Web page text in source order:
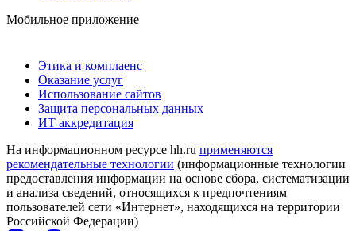
Мобильное приложение
Этика и комплаенс
Оказание услуг
Использование сайтов
Защита персональных данных
ИТ аккредитация
На информационном ресурсе hh.ru применяются
рекомендательные технологии (информационные технологии
предоставления информации на основе сбора, систематизации
и анализа сведений, относящихся к предпочтениям
пользователей сети «Интернет», находящихся на территории
Российской Федерации)